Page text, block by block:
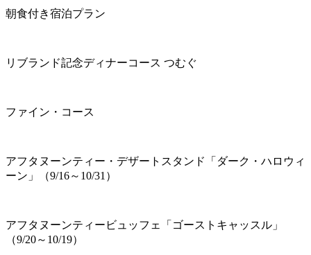
朝食付き宿泊プラン
リブランド記念ディナーコース つむぐ
ファイン・コース
アフタヌーンティー・デザートスタンド「ダーク・ハロウィ
ーン」（9/16～10/31）
アフタヌーンティービュッフェ「ゴーストキャッスル」
（9/20～10/19）